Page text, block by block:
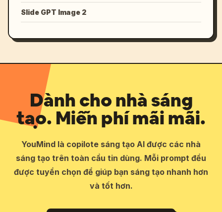
Slide GPT Image 2
Dành cho nhà sáng
tạo. Miễn phí mãi mãi.
YouMind là copilote sáng tạo AI được các nhà
sáng tạo trên toàn cầu tin dùng. Mỗi prompt đều
được tuyển chọn để giúp bạn sáng tạo nhanh hơn
và tốt hơn.